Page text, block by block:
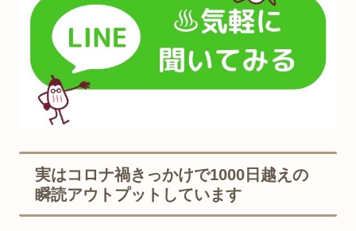
実はコロナ禍きっかけで1000日越えの
瞬読アウトプットしています